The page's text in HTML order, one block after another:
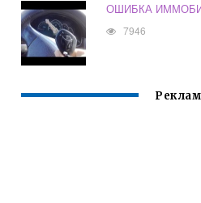
ОШИБКА
7946